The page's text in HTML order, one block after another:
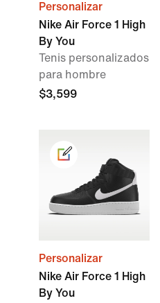
Personalizar
Nike Air Force 1 High
By You
Tenis personalizados
para hombre
$3,599
Personalizar
Nike Air Force 1 High
By You